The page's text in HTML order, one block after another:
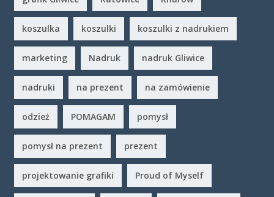
koszulka koszulki koszulki z nadrukiem
marketing Nadruk nadruk Gliwice
nadruki na prezent na zamówienie
odzież POMAGAM pomysł
pomysł na prezent prezent
projektowanie grafiki Proud of Myself